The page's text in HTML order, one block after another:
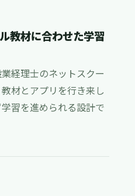
教材に合わせた学習
経理士のネットスクー
材とアプリを行き来し
習を進められる設計で